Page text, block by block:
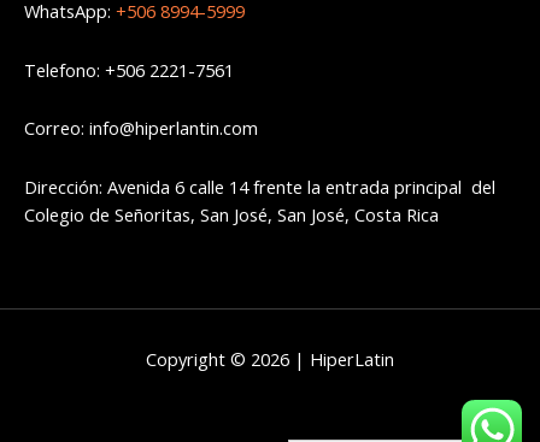
WhatsApp: +506 8994-5999
Telefono: +506 2221-7561
Correo: info@hiperlantin.com
Dirección: Avenida 6 calle 14 frente la entrada principal del
Colegio de Señoritas, San José, San José, Costa Rica
Copyright © 2026 | HiperLatin